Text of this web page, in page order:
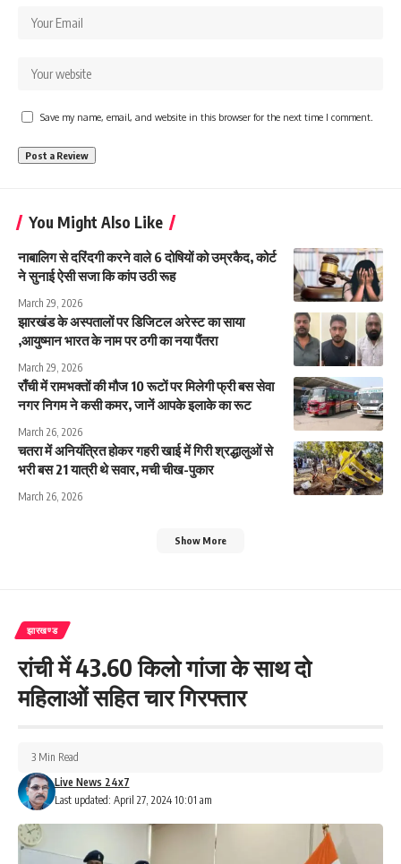
Save my name, email, and website in this browser for the next time I comment.
You Might Also Like
नाबालिग से दरिंदगी करने वाले 6 दोषियों को उम्रकैद, कोर्ट
ने सुनाई ऐसी सजा कि कांप उठी रूह
March 29, 2026
झारखंड के अस्पतालों पर डिजिटल अरेस्ट का साया
,आयुष्मान भारत के नाम पर ठगी का नया पैंतरा
March 29, 2026
राँची में रामभक्तों की मौज 10 रूटों पर मिलेगी फ्री बस सेवा
नगर निगम ने कसी कमर, जानें आपके इलाके का रूट
March 26, 2026
चतरा में अनियंत्रित होकर गहरी खाई में गिरी श्रद्धालुओं से
भरी बस 21 यात्री थे सवार, मची चीख-पुकार
March 26, 2026
Show More
झारखण्ड
रांची में 43.60 किलो गांजा के साथ दो
महिलाओं सहित चार गिरफ्तार
Last updated: April 27, 2024 10:01 am
Live News 24x7
3 Min Read